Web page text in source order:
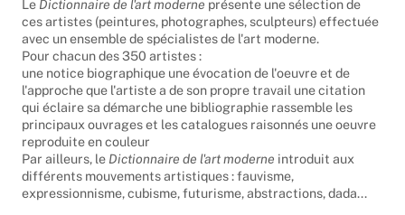
LeDictionnaire de l'art moderneprésente une sélection de
ces artistes (peintures, photographes, sculpteurs) effectuée
avec un ensemble de spécialistes de l'art moderne.
Pour chacun des 350 artistes :
une notice biographique une évocation de l'oeuvre et de
l'approche que l'artiste a de son propre travail une citation
qui éclaire sa démarche une bibliographie rassemble les
principaux ouvrages et les catalogues raisonnés une oeuvre
reproduite en couleur
Par ailleurs, leDictionnaire de l'art moderneintroduit aux
différents mouvements artistiques : fauvisme,
expressionnisme, cubisme, futurisme, abstractions, dada...